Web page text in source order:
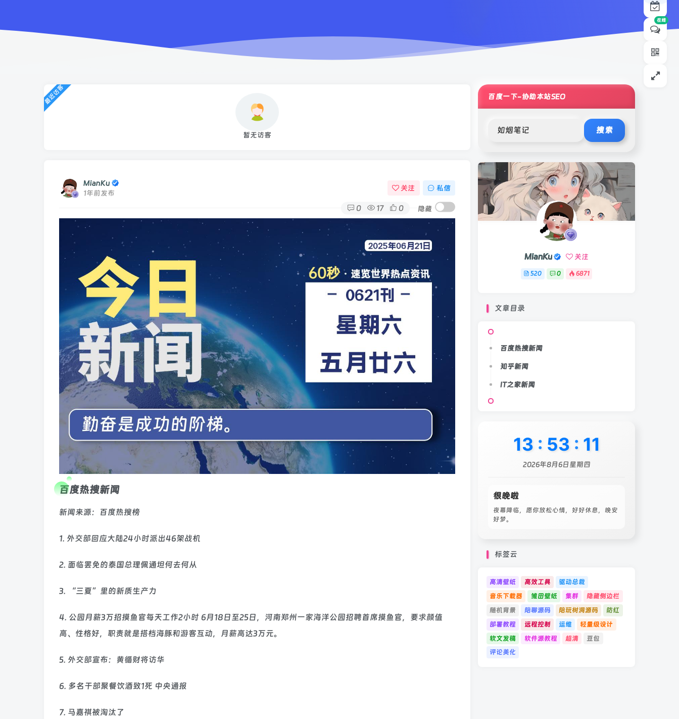
最近访客
暂无访客
MianKu
1年前发布
关注 私信
0 17 0 隐藏
百度热搜新闻
新闻来源：百度热搜榜
1. 外交部回应大陆24小时派出46架战机
2. 面临罢免的泰国总理佩通坦何去何从
3. “三夏”里的新质生产力
4. 公园月薪3万招摸鱼官每天工作2小时 6月18日至25日，河南郑州一家海洋公园招聘首席摸鱼官，要求颜值
高、性格好，职责就是搭档海豚和游客互动，月薪高达3万元。
5. 外交部宣布：黄循财将访华
6. 多名干部聚餐饮酒致1死 中央通报
7. 马嘉祺被淘汰了
百度一下-协助本站SEO
搜索
MianKu 关注
520 0 6871
文章目录
百度热搜新闻
知乎新闻
IT之家新闻
13 : 53 : 13
2026年8月6日星期四
很晚啦
夜幕降临，愿你放松心情，好好休息，晚安
好梦。
标签云
高清壁纸 高效工具
驱动总裁
音乐下载器
雏田壁纸 集群
隐藏侧边栏
随机背景
陪聊源码 陪玩树洞源码
防红
部署教程
远程控制 运维
轻量级设计
软文发稿
软件源教程 超清
豆包
评论美化
在线